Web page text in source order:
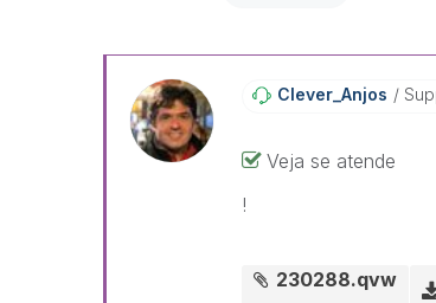
Clever_Anjos
Veja se atende
!
230288.qvw